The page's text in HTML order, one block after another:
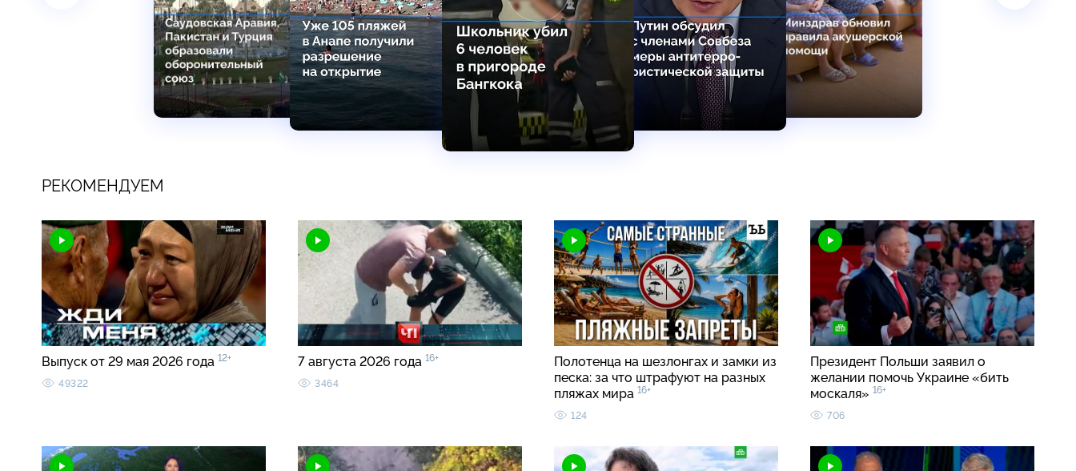
РЕКОМЕНДУЕМ
Выпуск от 29 мая 2026 года 12+
49322
7 августа 2026 года 16+
3464
Полотенца на шезлонгах и замки из
песка: за что штрафуют на разных
пляжах мира 16+
124
Президент Польши заявил о
желании помочь Украине «бить
москаля» 16+
706